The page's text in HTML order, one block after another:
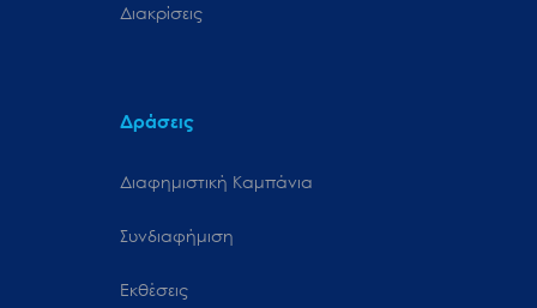
Διακρίσεις
Δράσεις
Διαφημιστική Καμπάνια
Συνδιαφήμιση
Εκθέσεις